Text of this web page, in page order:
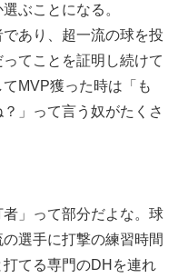
ぶことになる。
あり、超一流の球を投
てことを証明し続けて
MVP獲った時は「も
」って言う奴がたくさ
」って部分だよな。球
選手に打撃の練習時間
てる専門のDHを連れ